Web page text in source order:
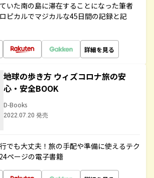
いた南の島に滞在することになった筆者
ピカルでマジカルな45日間の記録と記
詳細を見る
地球の歩き方 ウィズコロナ旅の安
心・安全BOOK
D-Books
2022.07.20 発売
でも大丈夫！旅の手配や準備に使えるテク
ページの電子書籍